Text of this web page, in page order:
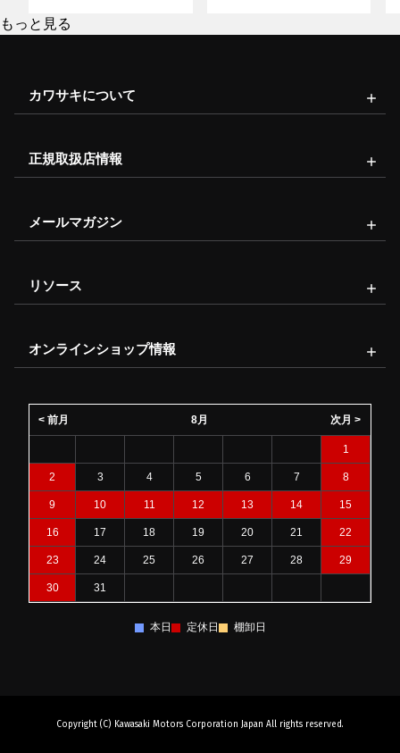
もっと見る
カワサキについて
正規取扱店情報
メールマガジン
リソース
オンラインショップ情報
8月
< 前月 次月 >
1
2 3 4 5 6 7 8
9 10 11 12 13 14 15
16 17 18 19 20 21 22
23 24 25 26 27 28 29
30 31
本日 定休日 棚卸日
Copyright (C) Kawasaki Motors Corporation Japan All rights reserved.